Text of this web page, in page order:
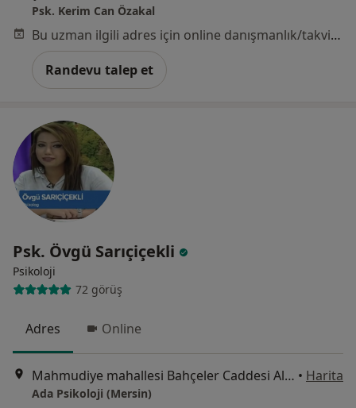
Psk. Kerim Can Özakal
Bu uzman ilgili adres için online danışmanlık/takvim sunmuyor.
Randevu talep et
Psk. Övgü Sarıçiçekli
Psikoloji
72 görüş
Adres Online
Mahmudiye mahallesi Bahçeler Caddesi Ali Palamut İşhanı No:19 Akdeniz, Mersin • Harita
Ada Psikoloji (Mersin)